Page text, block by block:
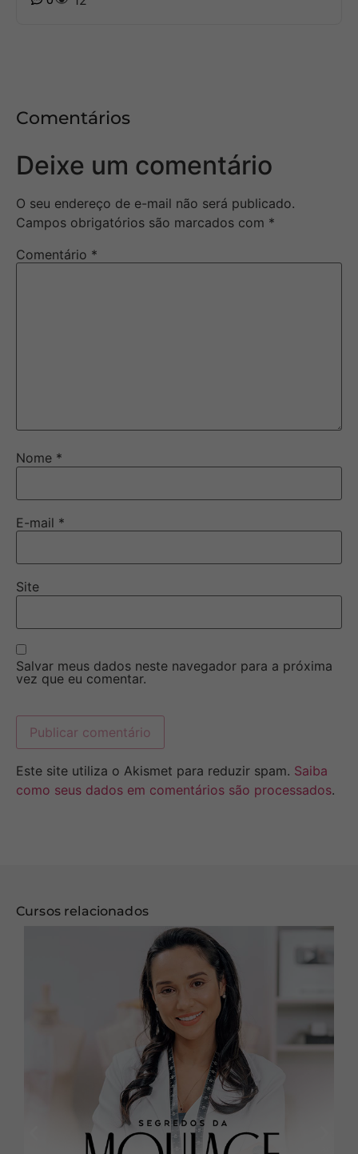
Comentários
Deixe um comentário
O seu endereço de e-mail não será publicado.
Campos obrigatórios são marcados com *
Comentário *
Nome *
E-mail *
Site
Salvar meus dados neste navegador para a próxima
vez que eu comentar.
Este site utiliza o Akismet para reduzir spam. Saiba
como seus dados em comentários são processados.
Cursos relacionados